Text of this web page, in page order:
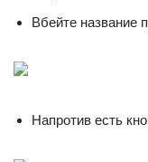
Вбейте название
Напротив есть